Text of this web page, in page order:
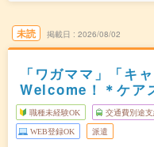
未読 掲載日 2026/08/02
「ワガママ」「キ
Welcome！＊ケア
職種未経験OK 交通費別途支
WEB登録OK 派遣